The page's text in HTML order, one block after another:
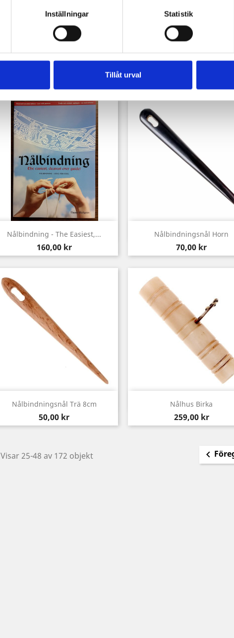
Inställningar Statistik
Tillåt urval
Medieval Clothing Viking...
Snabbvy Mönsterpapper Rulle
Snabbvy
Nålbindning - The Easiest,...
Pris
160,00 kr
Snabbvy Nålbindningsnål Horn
Pris
70,00 kr
Snabbvy
Nålbindningsnål Trä 8cm
Pris
50,00 kr
Snabbvy Nålhus Birka
Pris
259,00 kr
Snabbvy
Visar 25-48 av 172 objekt 